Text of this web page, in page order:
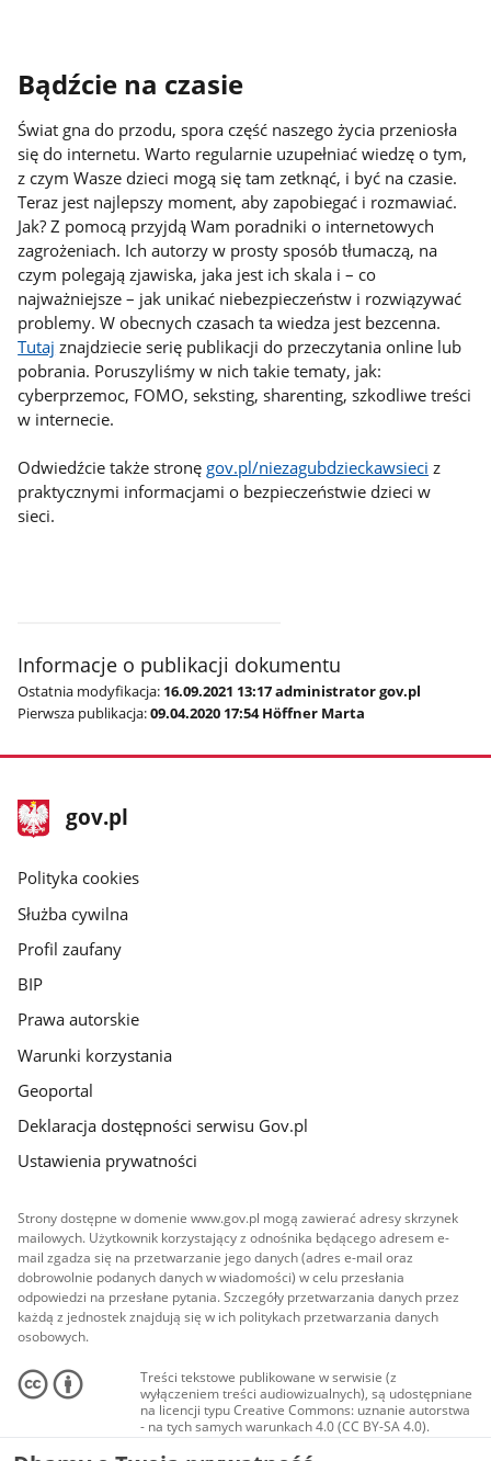
Bądźcie na czasie
Świat gna do przodu, spora część naszego życia przeniosła
się do internetu. Warto regularnie uzupełniać wiedzę o tym,
z czym Wasze dzieci mogą się tam zetknąć, i być na czasie.
Teraz jest najlepszy moment, aby zapobiegać i rozmawiać.
Jak? Z pomocą przyjdą Wam poradniki o internetowych
zagrożeniach. Ich autorzy w prosty sposób tłumaczą, na
czym polegają zjawiska, jaka jest ich skala i – co
najważniejsze – jak unikać niebezpieczeństw i rozwiązywać
problemy. W obecnych czasach ta wiedza jest bezcenna.
Tutaj znajdziecie serię publikacji do przeczytania online lub
pobrania. Poruszyliśmy w nich takie tematy, jak:
cyberprzemoc, FOMO, seksting, sharenting, szkodliwe treści
w internecie.
Odwiedźcie także stronę gov.pl/niezagubdzieckawsieci z
praktycznymi informacjami o bezpieczeństwie dzieci w
sieci.
Informacje o publikacji dokumentu
Ostatnia modyfikacja: 16.09.2021 13:17 administrator gov.pl
Pierwsza publikacja:09.04.2020 17:54 Höffner Marta
stopka
gov.pl
Strona
gov.pl
gov.pl
Polityka cookies
Służba cywilna
Profil zaufany
BIP
Prawa autorskie
Warunki korzystania
Geoportal
Deklaracja dostępności serwisu Gov.pl
Ustawienia prywatności
Strony dostępne w domenie www.gov.pl mogą zawierać adresy skrzynek
mailowych. Użytkownik korzystający z odnośnika będącego adresem e-
mail zgadza się na przetwarzanie jego danych (adres e-mail oraz
dobrowolnie podanych danych w wiadomości) w celu przesłania
odpowiedzi na przesłane pytania. Szczegóły przetwarzania danych przez
każdą z jednostek znajdują się w ich politykach przetwarzania danych
osobowych.
Treści tekstowe publikowane w serwisie (z
wyłączeniem treści audiowizualnych), są udostępniane
na licencji typu Creative Commons: uznanie autorstwa
- na tych samych warunkach 4.0 (CC BY-SA 4.0).
Materiały audiowizualne, w tym zdjęcia, materiały